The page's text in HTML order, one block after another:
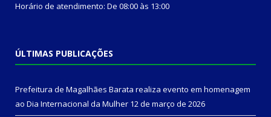
Horário de atendimento: De 08:00 às 13:00
ÚLTIMAS PUBLICAÇÕES
Prefeitura de Magalhães Barata realiza evento em homenagem
ao Dia Internacional da Mulher 12 de março de 2026